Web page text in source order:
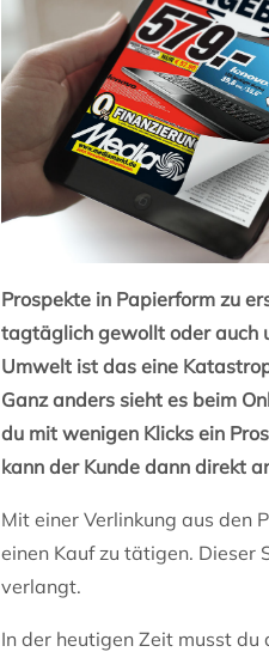
Prospekte in Papierform zu
tagtäglich gewollt oder auch
Umwelt ist das eine
Ganz anders sieht es beim
du mit wenigen Klicks ein
kann der Kunde dann direkt
Mit einer Verlinkung aus den
einen Kauf zu tätigen. Dieser
verlangt.
In der heutigen Zeit musst